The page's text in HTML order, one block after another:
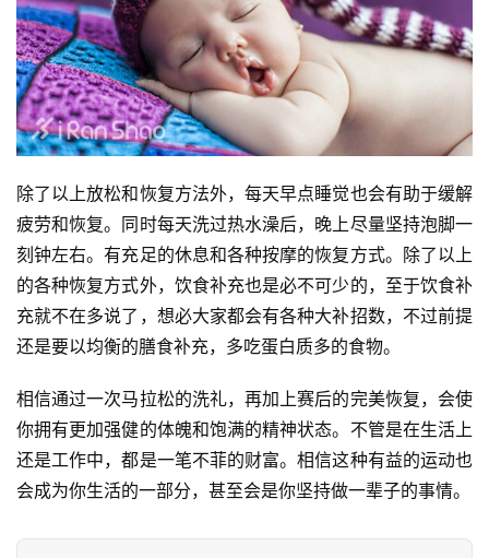
除了以上放松和恢复方法外，每天早点睡觉也会有助于缓解
疲劳和恢复。同时每天洗过热水澡后，晚上尽量坚持泡脚一
刻钟左右。有充足的休息和各种按摩的恢复方式。除了以上
的各种恢复方式外，饮食补充也是必不可少的，至于饮食补
充就不在多说了，想必大家都会有各种大补招数，不过前提
还是要以均衡的膳食补充，多吃蛋白质多的食物。
相信通过一次马拉松的洗礼，再加上赛后的完美恢复，会使
你拥有更加强健的体魄和饱满的精神状态。不管是在生活上
还是工作中，都是一笔不菲的财富。相信这种有益的运动也
会成为你生活的一部分，甚至会是你坚持做一辈子的事情。